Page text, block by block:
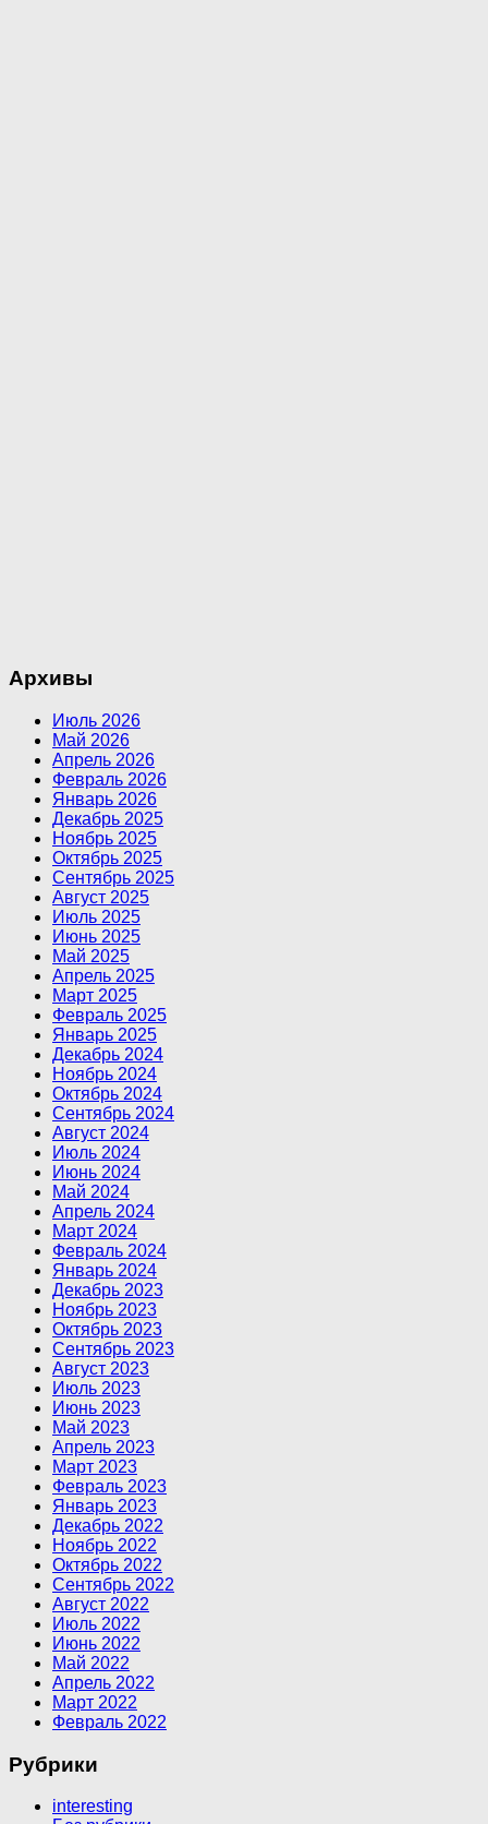
Архивы
Июль 2026
Май 2026
Апрель 2026
Февраль 2026
Январь 2026
Декабрь 2025
Ноябрь 2025
Октябрь 2025
Сентябрь 2025
Август 2025
Июль 2025
Июнь 2025
Май 2025
Апрель 2025
Март 2025
Февраль 2025
Январь 2025
Декабрь 2024
Ноябрь 2024
Октябрь 2024
Сентябрь 2024
Август 2024
Июль 2024
Июнь 2024
Май 2024
Апрель 2024
Март 2024
Февраль 2024
Январь 2024
Декабрь 2023
Ноябрь 2023
Октябрь 2023
Сентябрь 2023
Август 2023
Июль 2023
Июнь 2023
Май 2023
Апрель 2023
Март 2023
Февраль 2023
Январь 2023
Декабрь 2022
Ноябрь 2022
Октябрь 2022
Сентябрь 2022
Август 2022
Июль 2022
Июнь 2022
Май 2022
Апрель 2022
Март 2022
Февраль 2022
Рубрики
interesting